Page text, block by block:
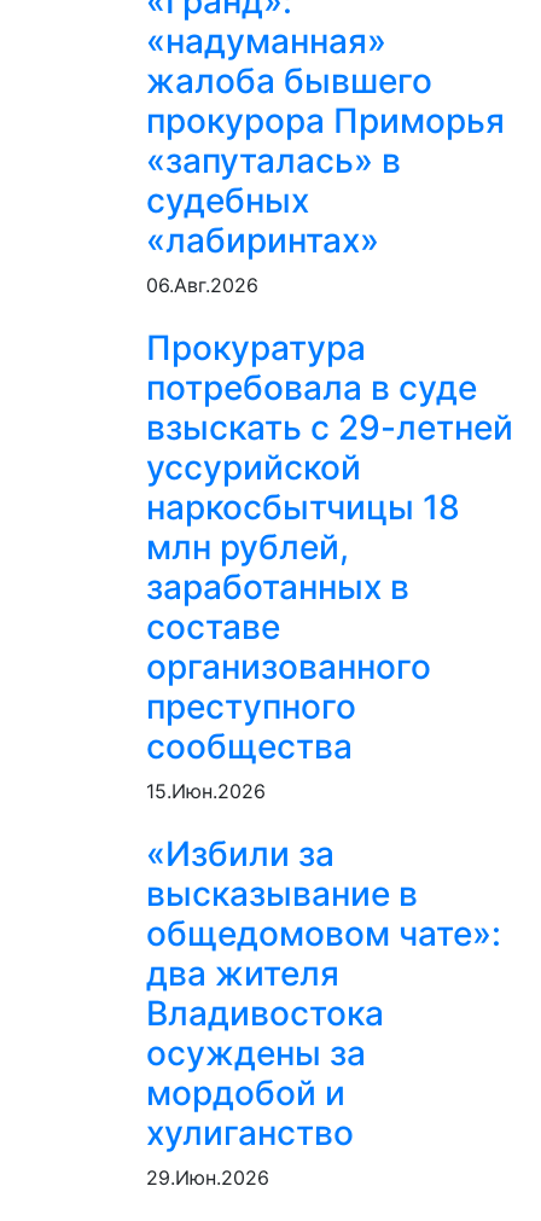
«надуманная»
жалоба бывшего
прокурора Приморья
«запуталась» в
судебных
«лабиринтах»
06.Авг.2026
Прокуратура
потребовала в суде
взыскать с 29-летней
уссурийской
наркосбытчицы 18
млн рублей,
заработанных в
составе
организованного
преступного
сообщества
15.Июн.2026
«Избили за
высказывание в
общедомовом чате»:
два жителя
Владивостока
осуждены за
мордобой и
хулиганство
29.Июн.2026